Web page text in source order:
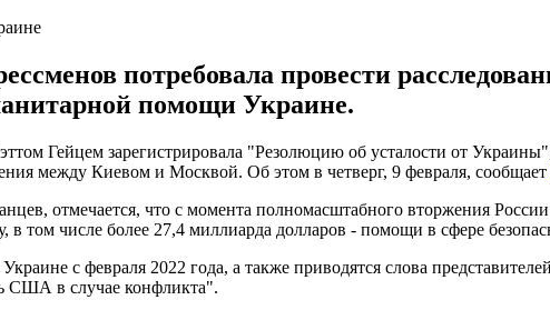
потребовала провести
помощи Украине.
Гейцем зарегистрировала "Резолюцию об усталости от
между Киевом и Москвой. Об этом в четверг, 9 февраля, сообщает
отмечается, что с момента полномасштабного вторжения
числе более 27,4 миллиарда долларов - помощи в сфере
с февраля 2022 года, а также приводятся слова
США в случае конфликта".